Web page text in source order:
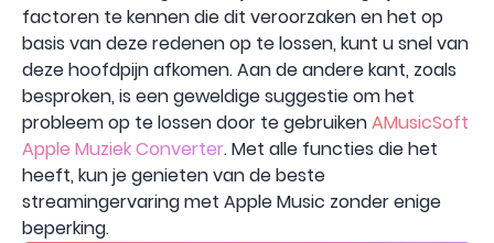
factoren te kennen die dit veroorzaken en het op
basis van deze redenen op te lossen, kunt u snel van
deze hoofdpijn afkomen. Aan de andere kant, zoals
besproken, is een geweldige suggestie om het
probleem op te lossen door te gebruikenAMusicSoft
Apple Muziek Converter. Met alle functies die het
heeft, kun je genieten van de beste
streamingervaring met Apple Music zonder enige
beperking.